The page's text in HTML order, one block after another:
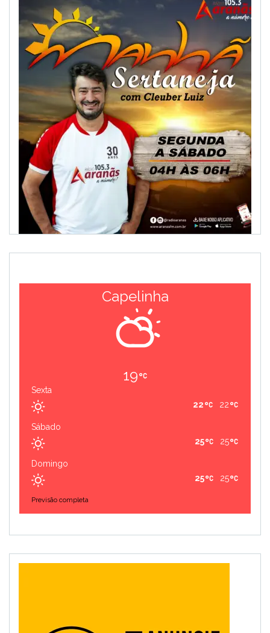
Capelinha
19
Sexta
22
22
Sábado
25
25
Domingo
25
25
Previsão completa